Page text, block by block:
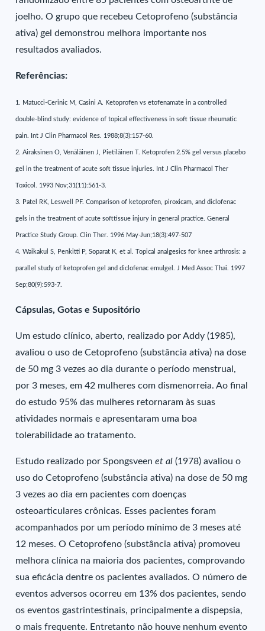
joelho. O grupo que recebeu Cetoprofeno (substância
ativa) gel demonstrou melhora importante nos
resultados avaliados.
Referências:
1. Matucci-Cerinic M, Casini A. Ketoprofen vs etofenamate in a controlled
double-blind study: evidence of topical effectiveness in soft tissue rheumatic
pain. Int J Clin Pharmacol Res. 1988;8(3):157-60.
2. Airaksinen O, Venãlãinen J, Pietilãinen T. Ketoprofen 2.5% gel versus placebo
gel in the treatment of acute soft tissue injuries. Int J Clin Pharmacol Ther
Toxicol. 1993 Nov;31(11):561-3.
3. Patel RK, Leswell PF. Comparison of ketoprofen, piroxicam, and diclofenac
gels in the treatment of acute softtissue injury in general practice. General
Practice Study Group. Clin Ther. 1996 May-Jun;18(3):497-507
4. Waikakul S, Penkitti P, Soparat K, et al. Topical analgesics for knee arthrosis: a
parallel study of ketoprofen gel and diclofenac emulgel. J Med Assoc Thai. 1997
Sep;80(9):593-7.
Cápsulas, Gotas e Supositório
Um estudo clínico, aberto, realizado por Addy (1985),
avaliou o uso de Cetoprofeno (substância ativa) na dose
de 50 mg 3 vezes ao dia durante o período menstrual,
por 3 meses, em 42 mulheres com dismenorreia. Ao final
do estudo 95% das mulheres retornaram às suas
atividades normais e apresentaram uma boa
tolerabilidade ao tratamento.
Estudo realizado por Spongsveenet al(1978) avaliou o
uso do Cetoprofeno (substância ativa) na dose de 50 mg
3 vezes ao dia em pacientes com doenças
osteoarticulares crônicas. Esses pacientes foram
acompanhados por um período mínimo de 3 meses até
12 meses. O Cetoprofeno (substância ativa) promoveu
melhora clínica na maioria dos pacientes, comprovando
sua eficácia dentre os pacientes avaliados. O número de
eventos adversos ocorreu em 13% dos pacientes, sendo
os eventos gastrintestinais, principalmente a dispepsia,
o mais frequente. Entretanto não houve nenhum evento